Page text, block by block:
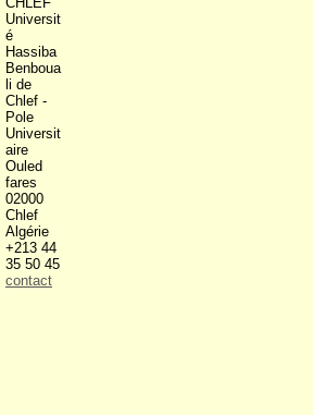
Universit
é
Hassiba
Benboua
li de
Chlef -
Pole
Universit
aire
Ouled
fares
02000
Chlef
Algérie
+213 44
35 50 45
contact